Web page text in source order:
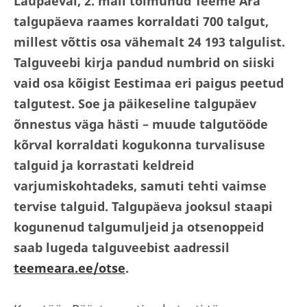
talgupäeva raames korraldati 700 talgut,
millest võttis osa vähemalt 24 193 talgulist.
Talguveebi kirja pandud numbrid on siiski
vaid osa kõigist Eestimaa eri paigus peetud
talgutest. Soe ja päikeseline talgupäev
õnnestus väga hästi – muude talgutööde
kõrval korraldati kogukonna turvalisuse
talguid ja korrastati keldreid
varjumiskohtadeks, samuti tehti vaimse
tervise talguid. Talgupäeva jooksul staapi
kogunenud talgumuljeid ja otsenoppeid
saab lugeda talguveebist aadressil
teemeara.ee/otse.